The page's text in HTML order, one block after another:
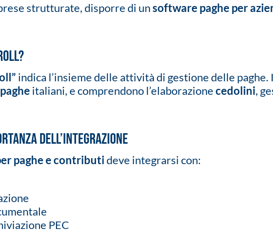
strutturate, disporre di unsoftware paghe per
indica l’insieme delle attività di gestione delle paghe.
italiani, e comprendono l’elaborazionecedolini,
dell’integrazione
paghe e contributideve integrarsi con:
PEC